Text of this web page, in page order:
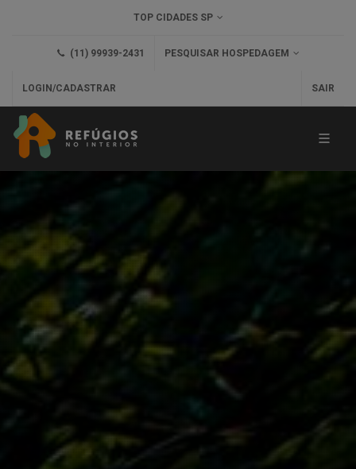
TOP CIDADES SP
(11) 99939-2431 PESQUISAR HOSPEDAGEM
LOGIN/CADASTRAR SAIR